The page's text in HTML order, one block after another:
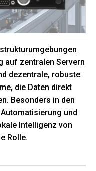
auf zentralen Servern
dezentrale, robuste
die Daten direkt
Besonders in den
und
Intelligenz von
Rolle.